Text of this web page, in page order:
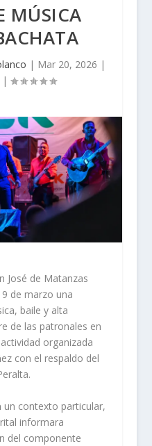
MÚSICA
| Mar 20, 2026 |
José de Matanzas
de marzo una
baile y alta
de las patronales en
organizada
con el respaldo del
un contexto particular,
informara
del componente